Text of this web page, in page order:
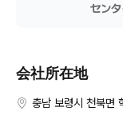
セン
会社所在地
충남 보령시 천북면